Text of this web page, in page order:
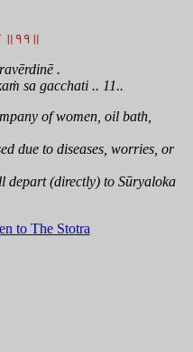
॥११॥
.
sa gacchati .. 11..
of women, oil bath,
due to diseases, worries, or
depart (directly) to Sūryaloka
to The Stotra